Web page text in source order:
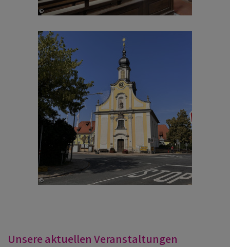
Unsere aktuellen Veranstaltungen